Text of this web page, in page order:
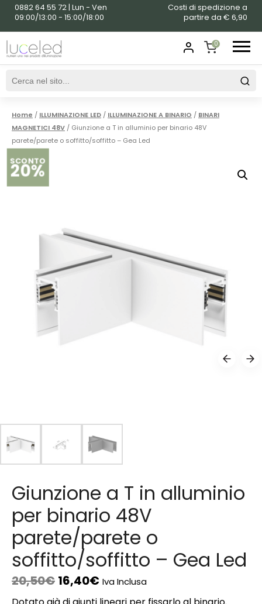
0882 64 55 72 | Lun - Ven
09:00/13:00 - 15:00/18:00
Costi di spedizione a
partire da € 6,90
0
SHOPPING
Home / ILLUMINAZIONE LED / ILLUMINAZIONE A BINARIO / BINARI
MAGNETICI 48V / Giunzione a T in alluminio per binario 48V
parete/parete o soffitto/soffitto – Gea Led
SCONTO
20%
Giunzione a T in alluminio
per binario 48V
parete/parete o
soffitto/soffitto – Gea Led
20,50€ 16,40€ Iva Inclusa